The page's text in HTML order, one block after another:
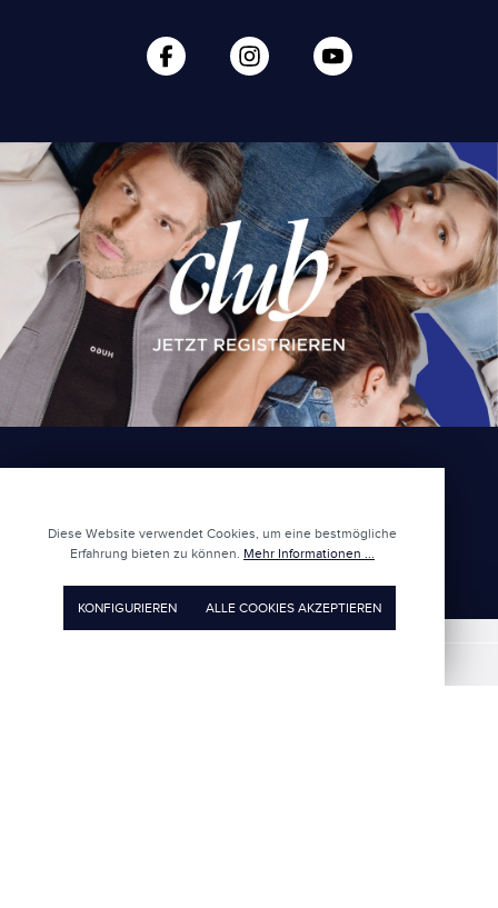
KEINE NEWS MEHR VERPASSEN
Diese Website verwendet Cookies, um eine bestmögliche
Erfahrung bieten zu können. Mehr Informationen ...
KONFIGURIEREN ALLE COOKIES AKZEPTIEREN